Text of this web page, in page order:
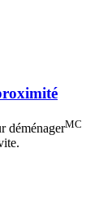
déménagerMC